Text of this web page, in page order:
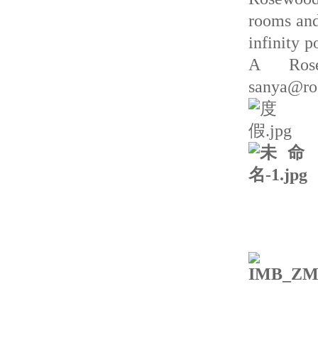
rooms
infinity
A